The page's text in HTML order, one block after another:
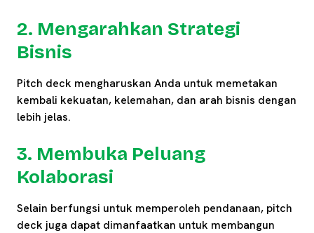
2. Mengarahkan Strategi
Bisnis
Pitch deck mengharuskan Anda untuk memetakan
kembali kekuatan, kelemahan, dan arah bisnis dengan
lebih jelas.
3. Membuka Peluang
Kolaborasi
Selain berfungsi untuk memperoleh pendanaan, pitch
deck juga dapat dimanfaatkan untuk membangun